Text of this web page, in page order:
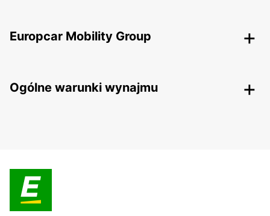
Europcar Mobility Group
Ogólne warunki wynajmu